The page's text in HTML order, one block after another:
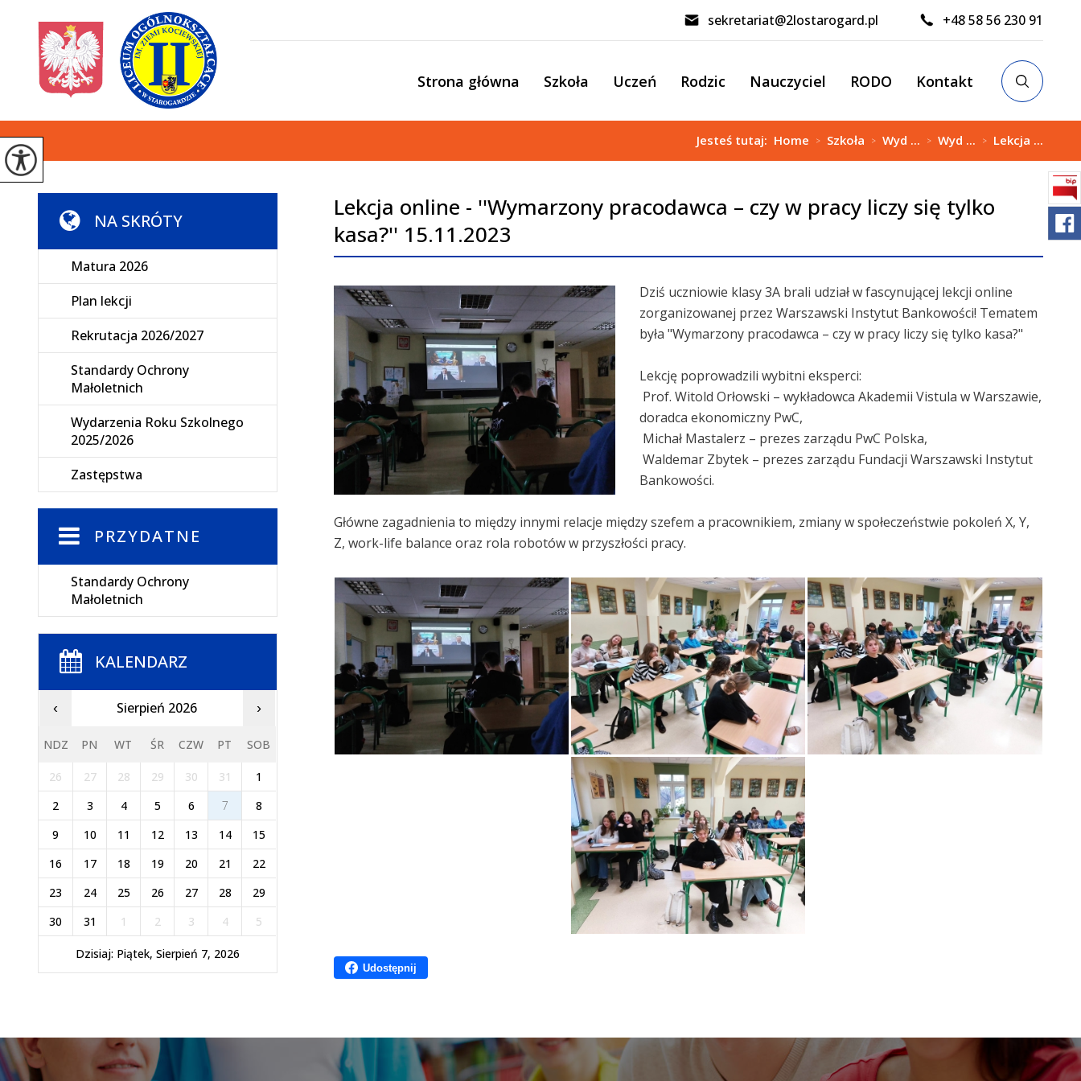
sekretariat@2lostarogard.pl +48 58 56 230 91
Strona główna Szkoła Uczeń Rodzic Nauczyciel RODO Kontakt
Jesteś tutaj: Home > Szkoła > Wyd ... > Wyd ... > Lekcja ...
Lekcja online - ''Wymarzony pracodawca – czy w pracy liczy się tylko
kasa?'' 15.11.2023
Dziś uczniowie klasy 3A brali udział w fascynującej lekcji online
zorganizowanej przez Warszawski Instytut Bankowości! Tematem
była "Wymarzony pracodawca – czy w pracy liczy się tylko kasa?"
Lekcję poprowadzili wybitni eksperci:
Prof. Witold Orłowski – wykładowca Akademii Vistula w Warszawie,
doradca ekonomiczny PwC,
Michał Mastalerz – prezes zarządu PwC Polska,
Waldemar Zbytek – prezes zarządu Fundacji Warszawski Instytut
Bankowości.
Główne zagadnienia to między innymi relacje między szefem a pracownikiem, zmiany w społeczeństwie pokoleń X, Y,
Z, work-life balance oraz rola robotów w przyszłości pracy.
Udostępnij
NA SKRÓTY
Matura 2026
Plan lekcji
Rekrutacja 2026/2027
Standardy Ochrony
Małoletnich
Wydarzenia Roku Szkolnego
2025/2026
Zastępstwa
PRZYDATNE
Standardy Ochrony
Małoletnich
KALENDARZ
‹ Sierpień 2026 ›
NDZ PN WT ŚR CZW PT SOB
26 27 28 29 30 31
1
2
3 4 5 6 7
8
9
10 11 12 13 14
15
16
17 18 19 20 21
22
23
24 25 26 27 28
29
30
31 1 2 3 4 5
Dzisiaj: Piątek, Sierpień 7, 2026